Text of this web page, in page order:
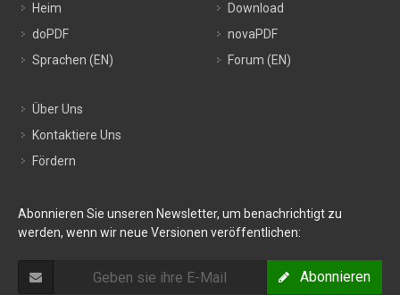
Heim
doPDF
Sprachen (EN)
Download
novaPDF
Forum (EN)
Über Uns
Kontaktiere Uns
Fördern
Abonnieren Sie unseren Newsletter, um benachrichtigt zu
werden, wenn wir neue Versionen veröffentlichen:
Abonnieren